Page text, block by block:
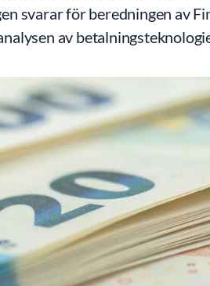
svarar för beredningen av
av